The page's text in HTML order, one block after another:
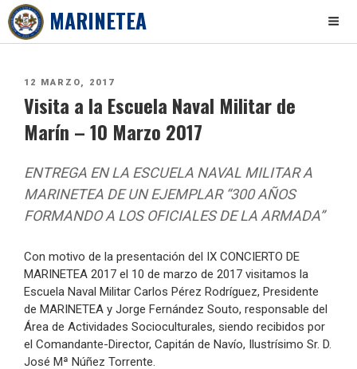
MARINETEA
PUBLICADO
12 MARZO, 2017
Visita a la Escuela Naval Militar de
Marín – 10 Marzo 2017
ENTREGA EN LA ESCUELA NAVAL MILITAR A
MARINETEA DE UN EJEMPLAR “300 AÑOS
FORMANDO A LOS OFICIALES DE LA ARMADA”
Con motivo de la presentación del IX CONCIERTO DE
MARINETEA 2017 el 10 de marzo de 2017 visitamos la
Escuela Naval Militar Carlos Pérez Rodríguez, Presidente
de MARINETEA y Jorge Fernández Souto, responsable del
Área de Actividades Socioculturales, siendo recibidos por
el Comandante-Director, Capitán de Navío, Ilustrísimo Sr. D.
José Mª Núñez Torrente.